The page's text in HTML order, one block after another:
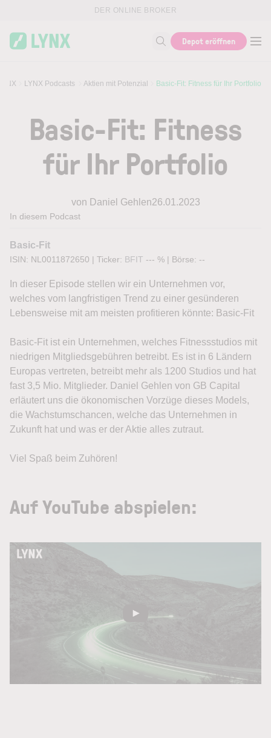
DER ONLINE BROKER
Suche nach Thema, ISIN...
Depot eröffnen
LYNX Podcasts Aktien mit Potenzial Basic-Fit: Fitness für Ihr Portfolio
Basic-Fit: Fitness
für Ihr Portfolio
von Daniel Gehlen26.01.2023
In diesem Podcast
Basic-Fit
ISIN: NL0011872650 | Ticker: BFIT --- % | Börse: --
In dieser Episode stellen wir ein Unternehmen vor,
welches vom langfristigen Trend zu einer gesünderen
Lebensweise mit am meisten profitieren könnte: Basic-Fit
Basic-Fit ist ein Unternehmen, welches Fitnessstudios mit
niedrigen Mitgliedsgebühren betreibt. Es ist in 6 Ländern
Europas vertreten, betreibt mehr als 1200 Studios und hat
fast 3,5 Mio. Mitglieder. Daniel Gehlen von GB Capital
erläutert uns die ökonomischen Vorzüge dieses Models,
die Wachstumschancen, welche das Unternehmen in
Zukunft hat und was er der Aktie alles zutraut.
Viel Spaß beim Zuhören!
Auf YouTube abspielen: